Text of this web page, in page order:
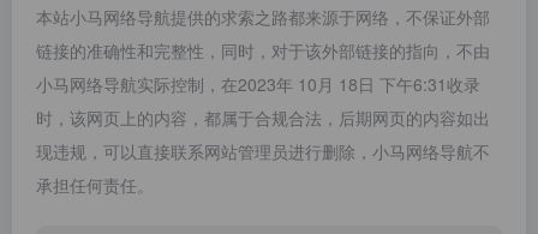
本站小马网络导航提供的求索之路都来源于网络，不保证外部
链接的准确性和完整性，同时，对于该外部链接的指向，不由
小马网络导航实际控制，在2023年 10月 18日 下午6:31收录
时，该网页上的内容，都属于合规合法，后期网页的内容如出
现违规，可以直接联系网站管理员进行删除，小马网络导航不
承担任何责任。